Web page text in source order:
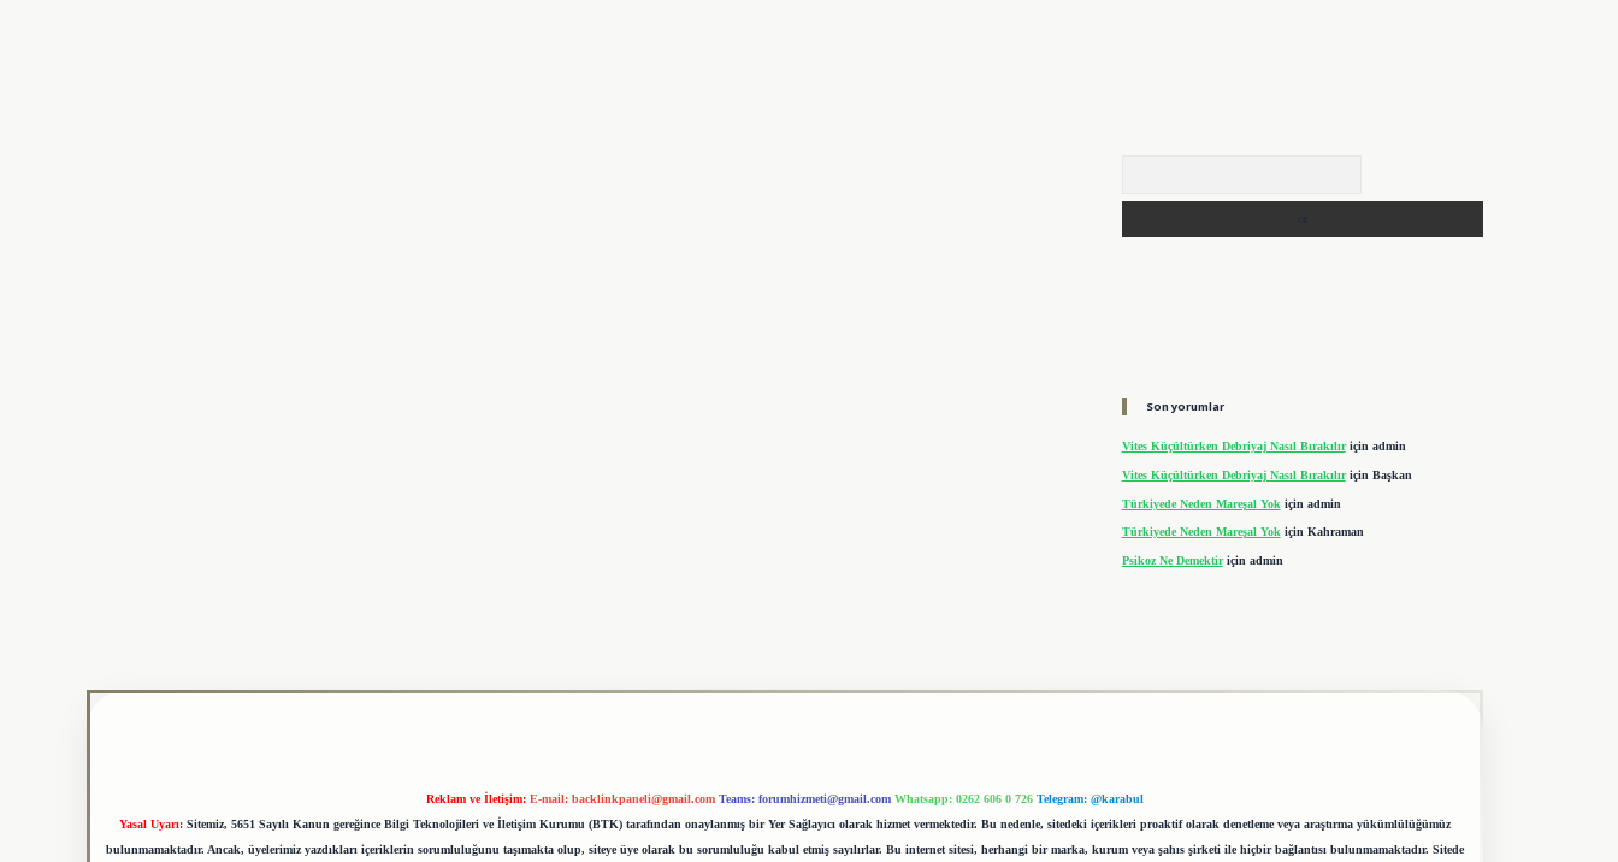
Son yorumlar
Vites Küçültürken Debriyaj Nasıl Bırakılıriçin admin
Vites Küçültürken Debriyaj Nasıl Bırakılıriçin Başkan
Türkiyede Neden Mareşal Yok için admin
Türkiyede Neden Mareşal Yok için Kahraman
Psikoz Ne Demektiriçin admin
Reklam ve İletişim: E-mail: backlinkpaneli@gmail.com Teams: forumhizmeti@gmail.com Whatsapp: 0262 606 0 726 Telegram: @karabul
Yasal Uyarı: Sitemiz, 5651 Sayılı Kanun gereğince Bilgi Teknolojileri ve İletişim Kurumu (BTK) tarafından onaylanmış bir Yer Sağlayıcı olarak hizmet vermektedir. Bu nedenle, sitedeki içerikleri proaktif olarak denetleme veya araştırma yükümlülüğümüz
bulunmamaktadır. Ancak, üyelerimiz yazdıkları içeriklerin sorumluluğunu taşımakta olup, siteye üye olarak bu sorumluluğu kabul etmiş sayılırlar. Bu internet sitesi, herhangi bir marka, kurum veya şahıs şirketi ile hiçbir bağlantısı bulunmamaktadır. Sitede